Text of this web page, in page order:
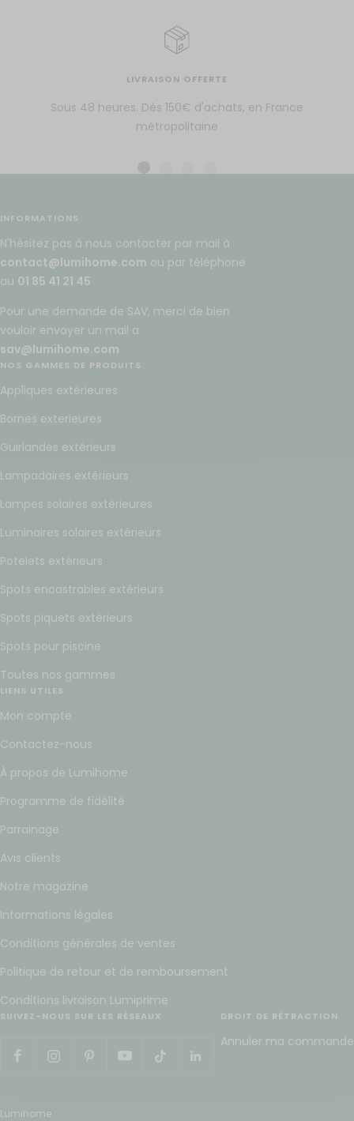
LIVRAISON OFFERTE
Sous 48 heures. Dès 150€ d'achats, en France
métropolitaine
AllerAllerAllerAller
INFORMATIONS
N'hésitez pas à nous contacter par mail à
contact@lumihome.com ou par téléphone
au 01 85 41 21 45
Pour une demande de SAV, merci de bien
vouloir envoyer un mail a
sav@lumihome.com
NOS GAMMES DE PRODUITS
Appliques extérieures
Bornes exterieures
Guirlandes extérieurs
Lampadaires extérieurs
Lampes solaires extérieures
Luminaires solaires extérieurs
Potelets extérieurs
Spots encastrables extérieurs
Spots piquets extérieurs
Spots pour piscine
Toutes nos gammes
LIENS UTILES
Mon compte
Contactez-nous
À propos de Lumihome
Programme de fidélité
Parrainage
Avis clients
Notre magazine
Informations légales
Conditions générales de ventes
Politique de retour et de remboursement
Conditions livraison Lumiprime
SUIVEZ-NOUS SUR LES RÉSEAUX DROIT DE RÉTRACTION
Annuler ma commande
Lumihome